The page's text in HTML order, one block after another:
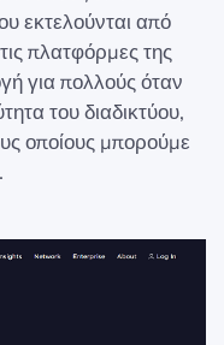
εκτελούνται από
πλατφόρμες της
για πολλούς όταν
του διαδικτύου,
οποίους μπορούμε